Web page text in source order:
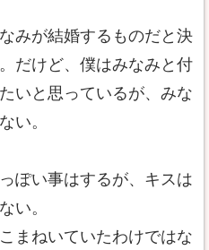
みが結婚するものだと決
だけど、僕はみなみと付
いと思っているが、みな
い。
ぽい事はするが、キスは
い。
まねいていたわけではな